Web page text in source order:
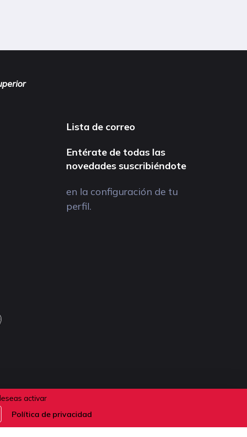
activar
Política de privacidad
Lista de correo
Entérate de todas las
novedades suscribiéndote
en la configuración de tu
perfil.
Suivez-nous